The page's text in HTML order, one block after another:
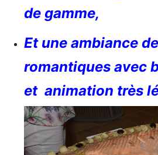
de gamme,
Et une ambiance
romantiques avec
et animation très